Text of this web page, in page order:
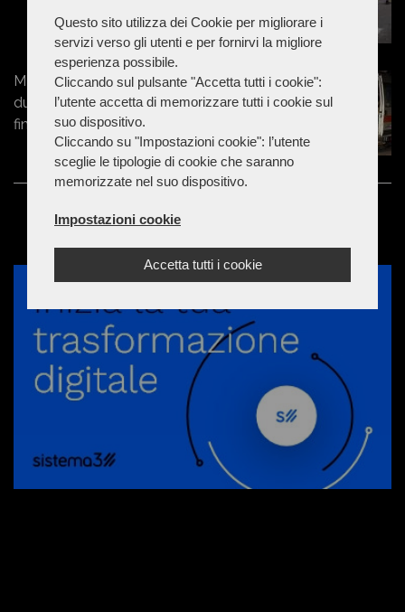
Questo sito utilizza dei Cookie per migliorare i
servizi verso gli utenti e per fornirvi la migliore
esperienza possibile.
Cliccando sul pulsante "Accetta tutti i cookie":
l’utente accetta di memorizzare tutti i cookie sul
suo dispositivo.
Cliccando su "Impostazioni cookie": l’utente
sceglie le tipologie di cookie che saranno
memorizzate nel suo dispositivo.
Impostazioni cookie
Accetta tutti i cookie
Marche - 50enne prova a separare
due ragazzini, ma viene colpito e
finisce in ospedale